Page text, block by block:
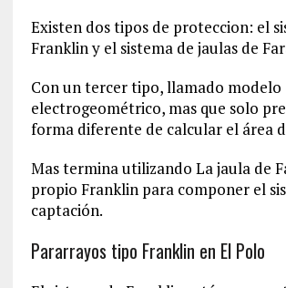
Existen dos tipos de proteccion: el
Franklin y el sistema de jaulas de
Con un tercer tipo, llamado modelo
electrogeométrico, mas que solo
forma diferente de calcular el área
Mas termina utilizando La jaula de
propio Franklin para componer el
captación.
Pararrayos tipo Franklin en El Polo